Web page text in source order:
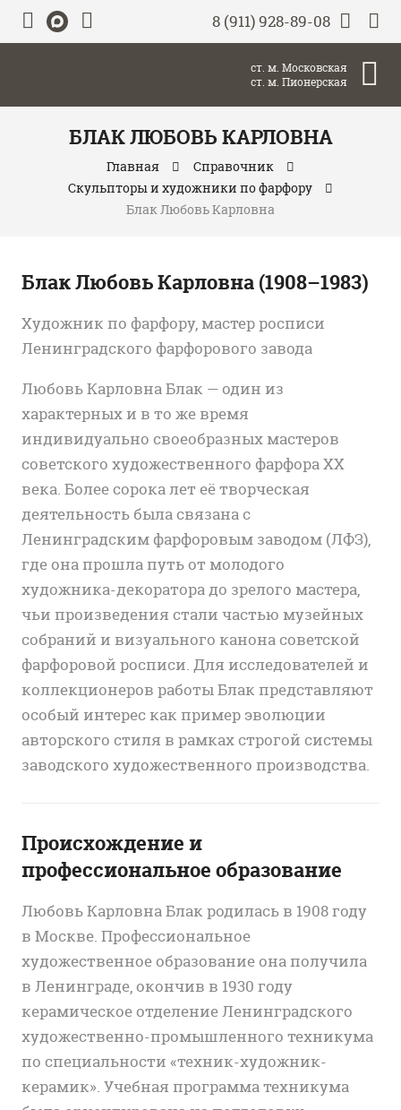
8 (911) 928-89-08
ст. м. Московская
ст. м. Пионерская
БЛАК ЛЮБОВЬ КАРЛОВНА
Главная
Справочник
Скульпторы и художники по фарфору
Блак Любовь Карловна
Блак Любовь Карловна(1908–1983)
Художник по фарфору, мастер росписи
Ленинградского фарфорового завода
Любовь Карловна Блак — один из
характерных и в то же время
индивидуально своеобразных мастеров
советского художественного фарфора XX
века. Более сорока лет её творческая
деятельность была связана с
Ленинградским фарфоровым заводом (ЛФЗ),
где она прошла путь от молодого
художника-декоратора до зрелого мастера,
чьи произведения стали частью музейных
собраний и визуального канона советской
фарфоровой росписи. Для исследователей и
коллекционеров работы Блак представляют
особый интерес как пример эволюции
авторского стиля в рамках строгой системы
заводского художественного производства.
Происхождение и
профессиональное образование
Любовь Карловна Блак родилась в 1908 году
в Москве. Профессиональное
художественное образование она получила
в Ленинграде, окончив в 1930 году
керамическое отделение Ленинградского
художественно-промышленного техникума
по специальности «техник-художник-
керамик». Учебная программа техникума